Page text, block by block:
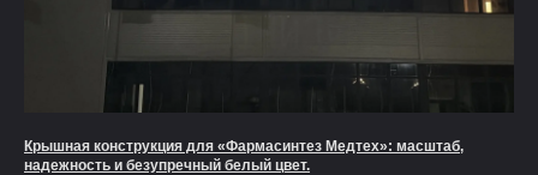
Крышная конструкция для «Фармасинтез Медтех»: масштаб,
надежность и безупречный белый цвет.